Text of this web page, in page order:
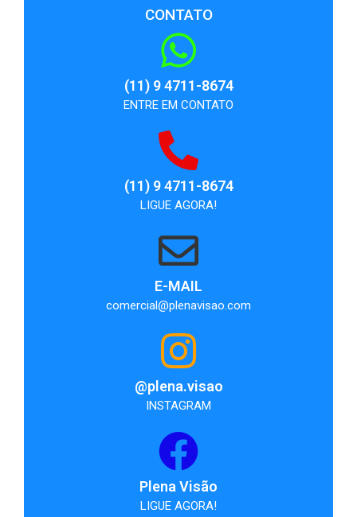
CONTATO
(11) 9 4711-8674
ENTRE EM CONTATO
(11) 9 4711-8674
LIGUE AGORA!
E-MAIL
comercial@plenavisao.com
@plena.visao
INSTAGRAM
Plena Visão
LIGUE AGORA!